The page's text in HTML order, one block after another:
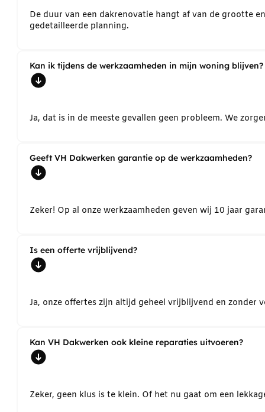
De duur van een dakrenovatie hangt af van de grootte
gedetailleerde planning.
Kan ik tijdens de werkzaamheden in mijn woning blijven?
Ja, dat is in de meeste gevallen geen probleem. We
Geeft VH Dakwerken garantie op de werkzaamheden?
Zeker! Op al onze werkzaamheden geven wij 10 jaar
Is een offerte vrijblijvend?
Ja, onze offertes zijn altijd geheel vrijblijvend en
Kan VH Dakwerken ook kleine reparaties uitvoeren?
Zeker, geen klus is te klein. Of het nu gaat om een